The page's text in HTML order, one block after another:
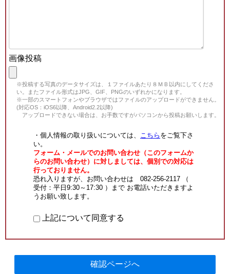
画像投稿
※投稿する写真のデータサイズは、１ファイルあたり８ＭＢ以内にしてくださ
い。またファイル形式はJPG、GIF、PNGのいずれかになります。
※一部のスマートフォンやブラウザではファイルのアップロードができません。
(対応OS：iOS6以降、Android2.2以降)
アップロードできない場合は、お手数ですがパソコンから投稿お願いします。
・個人情報の取り扱いについては、 こちら をご覧下さ
い。
フォーム・メールでのお問い合わせ（このフォームか
らのお問い合わせ）に対しましては、個別での対応は
行っておりません。
恐れ入りますが、お問い合わせは 082-256-2117 （
受付：平日9:30～17:30 ）まで お電話いただきますよ
うお願い致します。
上記について同意する
確認ページへ